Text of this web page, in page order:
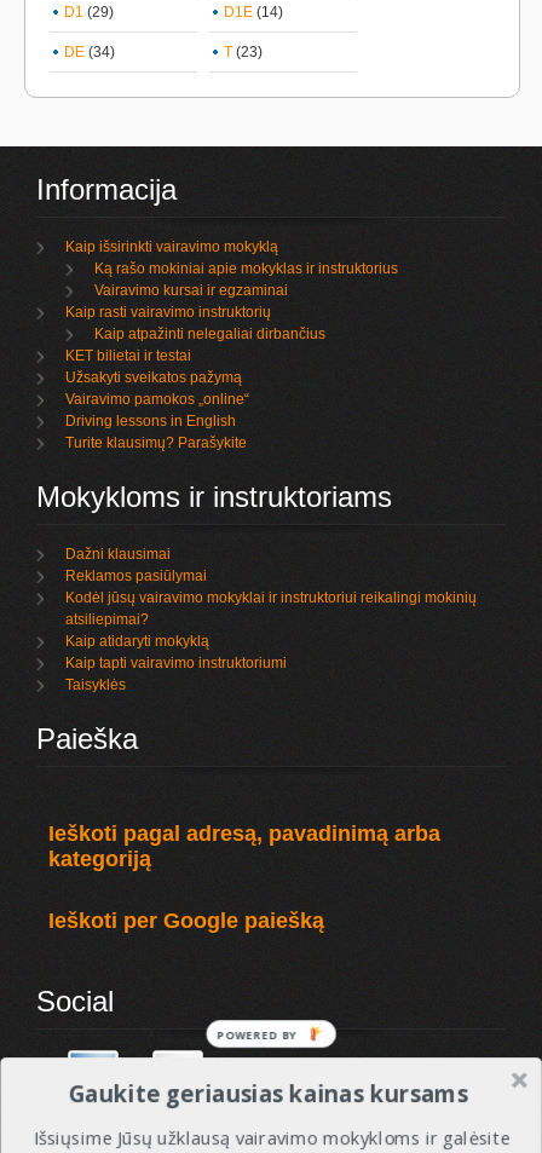
D1 (29) D1E (14)
DE (34) T (23)
Informacija
Kaip išsirinkti vairavimo mokyklą
Ką rašo mokiniai apie mokyklas ir instruktorius
Vairavimo kursai ir egzaminai
Kaip rasti vairavimo instruktorių
Kaip atpažinti nelegaliai dirbančius
KET bilietai ir testai
Užsakyti sveikatos pažymą
Vairavimo pamokos „online“
Driving lessons in English
Turite klausimų? Parašykite
Mokykloms ir instruktoriams
Dažni klausimai
Reklamos pasiūlymai
Kodėl jūsų vairavimo mokyklai ir instruktoriui reikalingi mokinių
atsiliepimai?
Kaip atidaryti mokyklą
Kaip tapti vairavimo instruktoriumi
Taisyklės
Paieška
Ieškoti pagal adresą, pavadinimą arba
kategoriją
Ieškoti per Google paiešką
Social
Gaukite geriausias kainas kursams
Išsiųsime Jūsų užklausą vairavimo mokykloms ir galėsite
POWERED BY